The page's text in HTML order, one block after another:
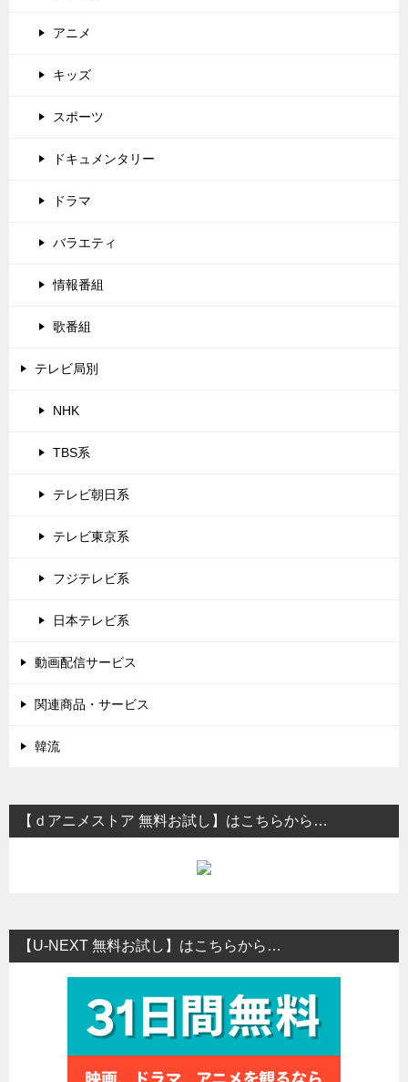
アニメ
キッズ
スポーツ
ドキュメンタリー
ドラマ
バラエティ
情報番組
歌番組
テレビ局別
NHK
TBS系
テレビ朝日系
テレビ東京系
フジテレビ系
日本テレビ系
動画配信サービス
関連商品・サービス
韓流
【ｄアニメストア 無料お試し】はこちらから…
【U-NEXT 無料お試し】はこちらから…